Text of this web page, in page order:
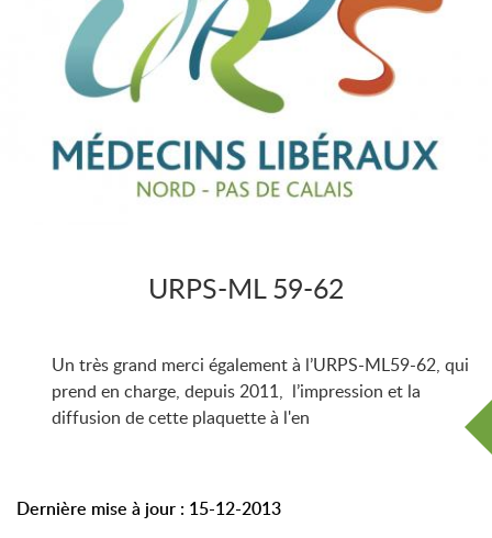
URPS-ML 59-62
Un très grand merci également à l’URPS-ML59-62, qui
prend en charge, depuis 2011, l’impression et la
diffusion de cette plaquette à l'en
Dernière mise à jour : 15-12-2013